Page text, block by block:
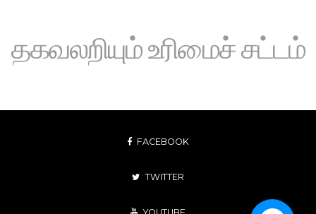
தகவலறியும் உரிமைச் சட்டம்
FACEBOOK
TWITTER